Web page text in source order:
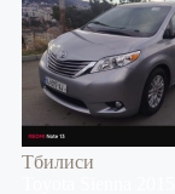
Тбилиси